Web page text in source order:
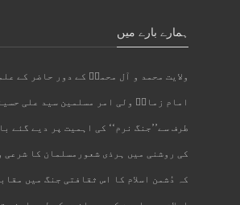
ہمارے بارے میں
ولایت محمد و آل محمدؐ کے دور حاضر کے
امام زمانؑ ولی امر مسلمین سید علی
طرف سے’’جنگ نرم‘‘ کی اہمیت پر دیے گئے
کی روشنی میں ہرذی شعورمسلمان کا شرعی
کہ دُشمن اسلام کا اس ثقافتی جنگ میں